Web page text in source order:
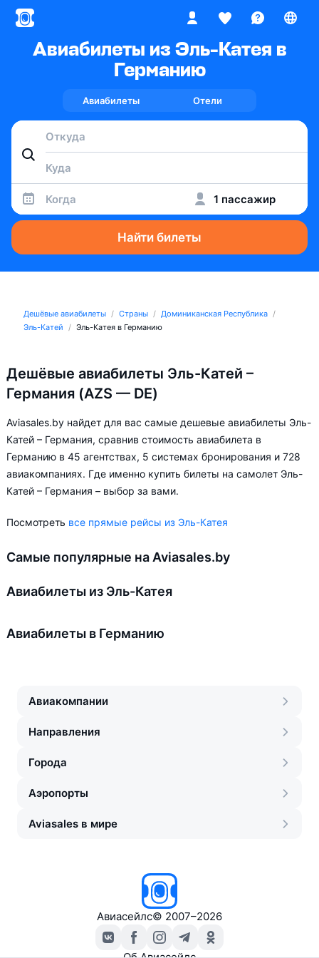
Авиабилеты из Эль-Катея в
Германию
Авиабилеты Отели
Когда 1 пассажир
Найти билеты
Дешёвые авиабилеты Страны
Доминиканская Республика
Эль-Катей
Эль-Катея в Германию
Дешёвые авиабилеты Эль-Катей –
Германия (AZS — DE)
Aviasales.by найдет для вас самые дешевые авиабилеты Эль-
Катей – Германия, сравнив стоимость авиабилета в
Германию в 45 агентствах, 5 системах бронирования и 728
авиакомпаниях. Где именно купить билеты на самолет Эль-
Катей – Германия – выбор за вами.
Посмотреть все прямые рейсы из Эль-Катея
Самые популярные на Aviasales.by
Авиабилеты из Эль-Катея
Авиабилеты в Германию
Авиакомпании
Направления
Города
Аэропорты
Aviasales в мире
Авиасейлс© 2007–2026